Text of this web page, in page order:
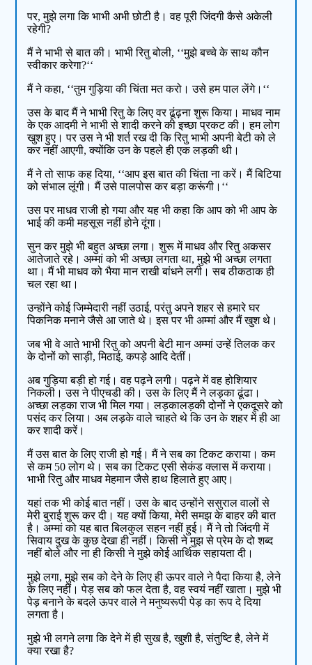
पर, मुझे लगा कि भाभी अभी छोटी है। वह पूरी जिंदगी कैसे अकेली
रहेगी?
मैं ने भाभी से बात की। भाभी रितु बोली, ‘‘मुझे बच्चे के साथ कौन
स्वीकार करेगा?‘‘
मैं ने कहा, ‘‘तुम गुड़िया की चिंता मत करो। उसे हम पाल लेंगे।‘‘
उस के बाद मैं ने भाभी रितु के लिए वर ढूंढ़ना शुरू किया। माधव नाम
के एक आदमी ने भाभी से शादी करने की इच्छा प्रकट की। हम लोग
खुश हुए। पर उस ने भी शर्त रख दी कि रितु भाभी अपनी बेटी को ले
कर नहीं आएगी, क्योंकि उन के पहले ही एक लड़की थी।
मैं ने तो साफ कह दिया, ‘‘आप इस बात की चिंता ना करें। मैं बिटिया
को संभाल लूंगी। मैं उसे पालपोस कर बड़ा करूंगी।‘‘
उस पर माधव राजी हो गया और यह भी कहा कि आप को भी आप के
भाई की कमी महसूस नहीं होने दूंगा।
सुन कर मुझे भी बहुत अच्छा लगा। शुरू में माधव और रितु अकसर
आतेजाते रहे। अम्मां को भी अच्छा लगता था, मुझे भी अच्छा लगता
था। मैं भी माधव को भैया मान राखी बांधने लगी। सब ठीकठाक ही
चल रहा था।
उन्होंने कोई जिम्मेदारी नहीं उठाई, परंतु अपने शहर से हमारे घर
पिकनिक मनाने जैसे आ जाते थे। इस पर भी अम्मां और मैं खुश थे।
जब भी वे आते भाभी रितु को अपनी बेटी मान अम्मां उन्हें तिलक कर
के दोनों को साड़ी, मिठाई, कपड़े आदि देतीं।
अब गुड़िया बड़ी हो गई। वह पढ़ने लगी। पढ़ने में वह होशियार
निकली। उस ने पीएचडी की। उस के लिए मैं ने लड़का ढूंढा।
अच्छा लड़का राज भी मिल गया। लड़कालड़की दोनों ने एकदूसरे को
पसंद कर लिया। अब लड़के वाले चाहते थे कि उन के शहर में ही आ
कर शादी करें।
मैं उस बात के लिए राजी हो गई। मैं ने सब का टिकट कराया। कम
से कम 50 लोग थे। सब का टिकट एसी सेकंड क्लास में कराया।
भाभी रितु और माधव मेहमान जैसे हाथ हिलाते हुए आए।
यहां तक भी कोई बात नहीं। उस के बाद उन्होंने ससुराल वालों से
मेरी बुराई शुरू कर दी। यह क्यों किया, मेरी समझ के बाहर की बात
है। अम्मां को यह बात बिलकुल सहन नहीं हुई। मैं ने तो जिंदगी में
सिवाय दुख के कुछ देखा ही नहीं। किसी ने मुझ से प्रेम के दो शब्द
नहीं बोले और ना ही किसी ने मुझे कोई आर्थिक सहायता दी।
मुझे लगा, मुझे सब को देने के लिए ही ऊपर वाले ने पैदा किया है, लेने
के लिए नहीं। पेड़ सब को फल देता है, वह स्वयं नहीं खाता। मुझे भी
पेड़ बनाने के बदले ऊपर वाले ने मनुष्यरूपी पेड़ का रूप दे दिया
लगता है।
मुझे भी लगने लगा कि देने में ही सुख है, खुशी है, संतुष्टि है, लेने में
क्या रखा है?